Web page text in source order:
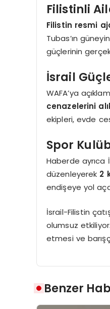
Filistinli
Filistin resmi
Tubas’ın
güçlerinin
İsrail
WAFA’ya
cenazelerini
ekipleri, evde
Spor
Haberde ayrıca
düzenleyerek 2
endişeye yol
İsrail-Filistin
olumsuz
etmesi ve
Benzer